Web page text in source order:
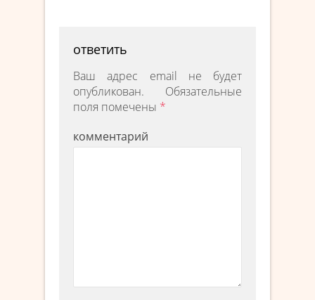
ответить
Ваш адрес email не будет
опубликован.
Обязательные
поля помечены *
комментарий